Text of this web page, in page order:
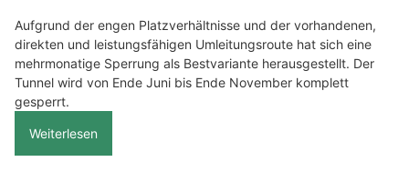
Aufgrund der engen Platzverhältnisse und der vorhandenen,
direkten und leistungsfähigen Umleitungsroute hat sich eine
mehrmonatige Sperrung als Bestvariante herausgestellt. Der
Tunnel wird von Ende Juni bis Ende November komplett
gesperrt.
Weiterlesen